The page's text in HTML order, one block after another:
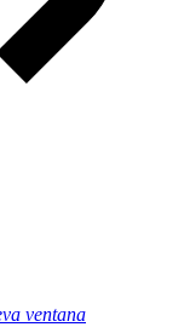
ventana